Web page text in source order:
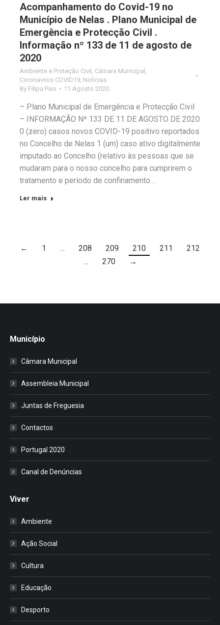
Acompanhamento do Covid-19 no
Município de Nelas . Plano Municipal de
Emergência e Protecção Civil .
Informação nº 133 de 11 de agosto de
2020
Ambiente e Proteção Civil Câmara Municipal
Coronavirus COVID19 Notícias
By Filipa Pais 11 Agosto 2020
– Plano Municipal de Emergência e Protecção Civil
– INFORMAÇÃO Nº 133 DE 11 DE AGOSTO DE 2020
0 (zero) casos novos COVID-19 positivo reportados
no Concelho de Nelas 1 (um) caso ativo digitalmente
imputado ao Concelho (relativo às pessoas que se
mudaram para o nosso concelho para cumprirem o
tratamento e período de confinamento…
Ler mais
← 1 … 208 209 210 211
212
…
270 →
Município
Câmara Municipal
Assembleia Municipal
Juntas de Freguesia
Contactos
Portugal 2020
Canal de Denúncias
Viver
Ambiente
Ação Social
Cultura
Educação
Desporto